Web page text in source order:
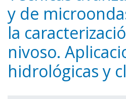
y de
la
nivoso.
hidrológicas y